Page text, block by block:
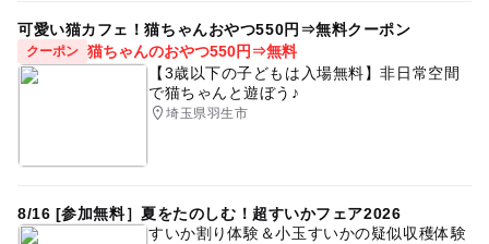
可愛い猫カフェ！猫ちゃんおやつ550円⇒無料クーポン
クーポン 猫ちゃんのおやつ550円⇒無料
【3歳以下の子どもは入場無料】非日常空間
で猫ちゃんと遊ぼう♪
埼玉県羽生市
8/16 [参加無料］夏をたのしむ！超すいかフェア2026
すいか割り体験＆小玉すいかの疑似収穫体験